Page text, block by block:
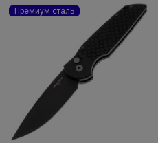
Премиум сталь